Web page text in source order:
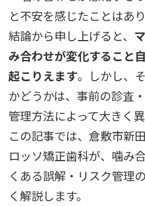
と不安を感じたことはあ
結論から申し上げると、
み合わせが変化すること
起こりえます。しかし、
かどうかは、事前の診査
管理方法によって大きく異
この記事では、倉敷市新
ロッソ矯正歯科が、噛み
くある誤解・リスク管理
く解説します。